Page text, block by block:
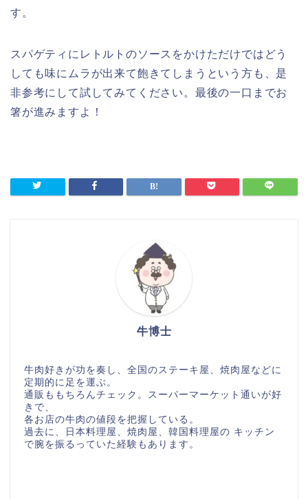
す。
スパゲティにレトルトのソースをかけただけではどう
しても味にムラが出来て飽きてしまうという方も、是
非参考にして試してみてください。最後の一口までお
箸が進みますよ！
牛博士
牛肉好きが功を奏し、全国のステーキ屋、焼肉屋などに
定期的に足を運ぶ。
通販ももちろんチェック。スーパーマーケット通いが好
きで、
各お店の牛肉の値段を把握している。
過去に、日本料理屋、焼肉屋、韓国料理屋の キッチン
で腕を振るっていた経験もあります。